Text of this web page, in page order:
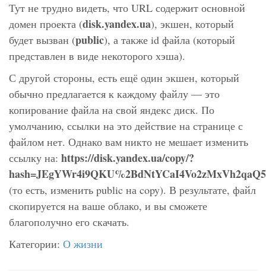
Тут не трудно видеть, что URL содержит основной
домен проекта (disk.yandex.ua), экшен, который
будет вызван (public), а также id файла (который
представлен в виде некоторого хэша).
С другой стороны, есть ещё один экшен, который
обычно предлагается к каждому файлу — это
копирование файла на свой яндекс диск. По
умолчанию, ссылки на это действие на странице с
файлом нет. Однако вам никто не мешает изменить
ссылку на: https://disk.yandex.ua/copy/?
(то есть, изменить public на copy). В результате, файл
скопируется на ваше облако, и вы сможете
благополучно его скачать.
Категории: О жизни